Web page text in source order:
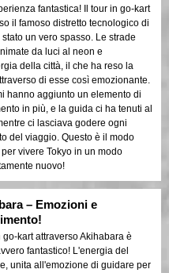
fantastica! Il tour in go-kart
il famoso distretto tecnologico di
stato un vero spasso. Le strade
da luci al neon e
della città, il che ha reso la
di esse così emozionante.
hanno aggiunto un elemento di
in più, e la guida ci ha tenuti al
ci lasciava godere ogni
del viaggio. Questo è il modo
vivere Tokyo in un modo
nuovo!
– Emozioni e
go-kart attraverso Akihabara è
fantastico! L'energia del
unita all'emozione di guidare per